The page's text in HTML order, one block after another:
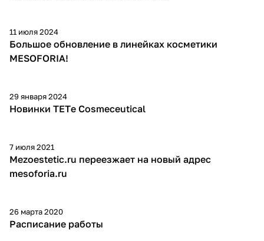
11 июля 2024
Большое обновление в линейках косметики
MESOFORIA!
29 января 2024
Новинки TETе Cosmeceutical
7 июля 2021
Mezoestetic.ru переезжает на новый адрес
mesoforia.ru
26 марта 2020
Расписание работы